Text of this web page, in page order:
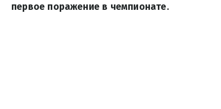
первое поражение в чемпионате.